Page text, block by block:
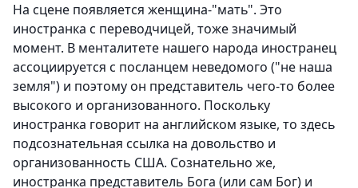
На сцене появляется женщина-"мать". Это
иностранка с переводчицей, тоже значимый
момент. В менталитете нашего народа иностранец
ассоциируется с посланцем неведомого ("не наша
земля") и поэтому он представитель чего-то более
высокого и организованного. Поскольку
иностранка говорит на английском языке, то здесь
подсознательная ссылка на довольство и
организованность США. Сознательно же,
иностранка представитель Бога (или сам Бог) и